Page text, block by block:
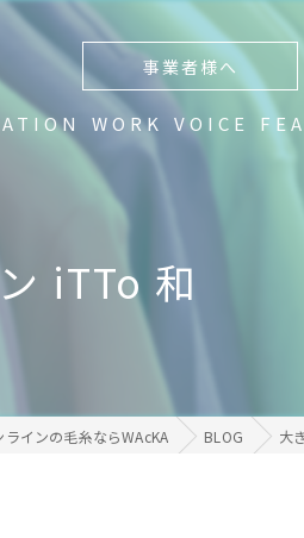
事業者様へ
WORK VOICE
グ
iTTo 和
ラインの毛糸ならWAcKA BLOG 大